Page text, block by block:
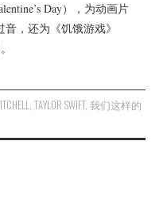
Day），为动画片
音，还为《饥饿游戏》
, TAYLOR SWIFT, 我们这样的